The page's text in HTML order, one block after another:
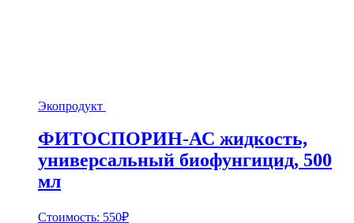
Экопродукт
ФИТОСПОРИН-АС жидкость,
универсальный биофунгицид, 500
мл
Стоимость: 550₽